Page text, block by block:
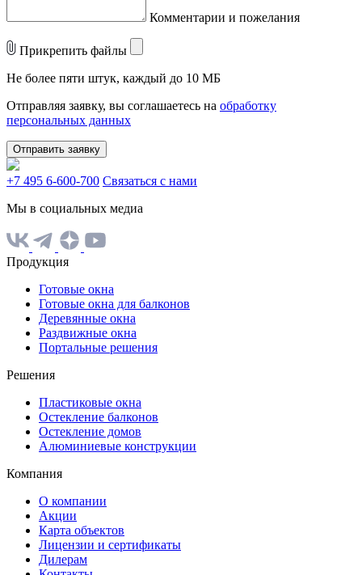
Комментарии и пожелания
Прикрепить файлы
Не более пяти штук, каждый до 10 МБ
Отправляя заявку, вы соглашаетесь на обработку
персональных данных
Отправить заявку
+7 495 6-600-700 Связаться с нами
Мы в социальных медиа
Продукция
Готовые окна
Готовые окна для балконов
Деревянные окна
Раздвижные окна
Портальные решения
Решения
Пластиковые окна
Остекление балконов
Остекление домов
Алюминиевые конструкции
Компания
О компании
Акции
Карта объектов
Лицензии и сертификаты
Дилерам